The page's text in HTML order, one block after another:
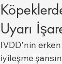
Uyarı
IVDD'nin
iyileşme